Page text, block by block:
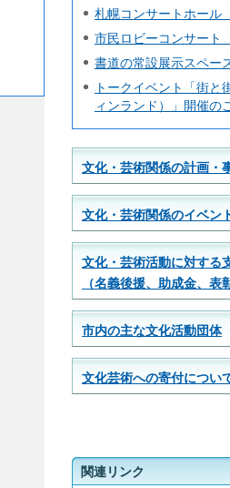
札幌コンサートホール
市民ロビーコンサート
書道の常設展示スペー
トークイベント「街
ィンランド）」開催の
文化・芸術関係の計画・
文化・芸術関係のイベン
文化・芸術活動に対する
（名義後援、助成金、表
市内の主な文化活動団体
文化芸術への寄付につい
関連リンク